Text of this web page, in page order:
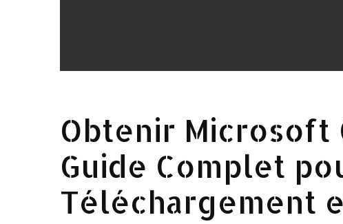
Obtenir Microsoft
Guide Complet
Téléchargement